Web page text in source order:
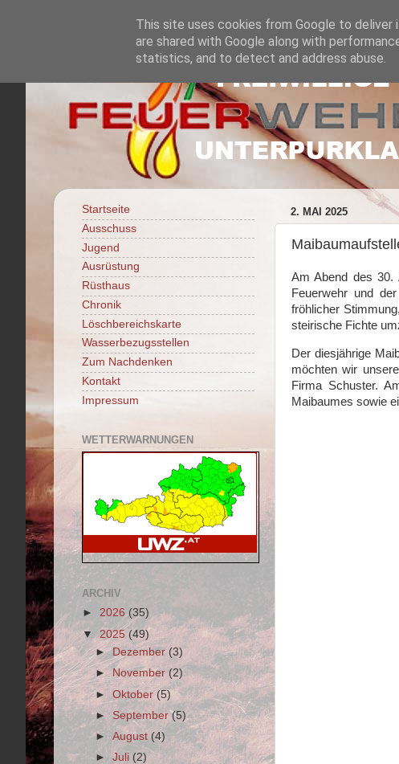
2. MAI 2025
Am Abend des 30.
Feuerwehr und
fröhlicher
steirische Fichte
Der diesjährige
möchten wir
Firma Schuster.
Maibaumes sowie
Startseite
Ausschuss
Jugend
Ausrüstung
Rüsthaus
Chronik
Löschbereichskarte
Wasserbezugsstellen
Zum Nachdenken
Kontakt
Impressum
WETTERWARNUNGEN
ARCHIV
► 2026 (35)
▼ 2025(49)
►Dezember (3)
► November(2)
►Oktober(5)
►September(5)
►August(4)
►Juli (2)
This site uses cookies from Google to deliver
are shared with Google along with
statistics, and to detect and address abuse.